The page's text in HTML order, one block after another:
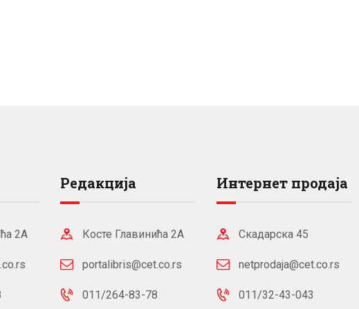
2А
Редакција
Косте Главинића 2А
portalibris@cet.co.rs
011/264-83-78
Интернет продаја
Скадарска 45
netprodaja@cet.co.rs
011/32-43-043